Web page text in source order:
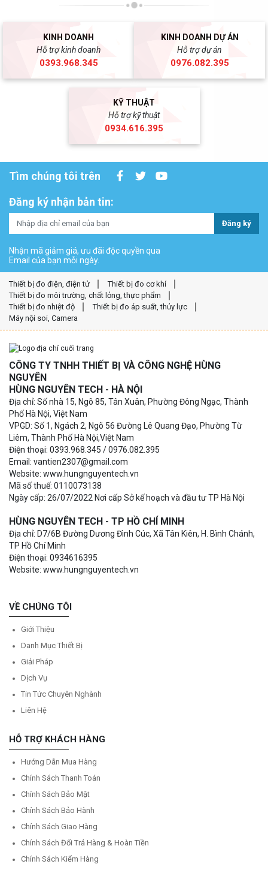
KINH DOANH
Hỗ trợ kinh doanh
0393.968.345
KINH DOANH DỰ ÁN
Hỗ trợ dự án
0976.082.395
KỸ THUẬT
Hỗ trợ kỹ thuật
0934.616.395
Tìm chúng tôi trên
Đăng ký nhận bản tin:
Đăng ký
Nhận mã giảm giá, ưu đãi độc quyền qua
Email của bạn mỗi ngày.
Thiết bị đo điện, điện tử
Thiết bị đo cơ khí
Thiết bị đo môi trường, chất lỏng, thực phẩm
Thiết bị đo nhiệt độ
Thiết bị đo áp suất, thủy lực
Máy nội soi, Camera
CÔNG TY TNHH THIẾT BỊ VÀ CÔNG NGHỆ HÙNG
NGUYÊN
HÙNG NGUYÊN TECH - HÀ NỘI
Địa chỉ: Số nhà 15, Ngõ 85, Tân Xuân, Phường Đông Ngạc, Thành
Phố Hà Nội, Việt Nam
VPGD: Số 1, Ngách 2, Ngõ 56 Đường Lê Quang Đạo, Phường Từ
Liêm, Thành Phố Hà Nội,Việt Nam
Điện thoại: 0393.968.345 / 0976.082.395
Email: vantien2307@gmail.com
Website: www.hungnguyentech.vn
Mã số thuế: 0110073138
Ngày cấp: 26/07/2022 Nơi cấp Sở kế hoạch và đầu tư TP Hà Nội
HÙNG NGUYÊN TECH - TP HỒ CHÍ MINH
Địa chỉ: D7/6B Đường Dương Đình Cúc, Xã Tân Kiên, H. Bình Chánh,
TP Hồ Chí Minh
Điện thoại: 0934616395
Website: www.hungnguyentech.vn
VỀ CHÚNG TÔI
Giới Thiệu
Danh Mục Thiết Bị
Giải Pháp
Dịch Vụ
Tin Tức Chuyên Nghành
Liên Hệ
HỖ TRỢ KHÁCH HÀNG
Hướng Dẫn Mua Hàng
Chính Sách Thanh Toán
Chính Sách Bảo Mật
Chính Sách Bảo Hành
Chính Sách Giao Hàng
Chính Sách Đổi Trả Hàng & Hoàn Tiền
Chính Sách Kiểm Hàng